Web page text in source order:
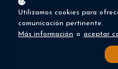
🟠 ESTADO EN
Elena llega con una
descartó operación y se
músculos; está a la
Utilizamos cookies para
comunicación pertinente.
Más información o aceptar